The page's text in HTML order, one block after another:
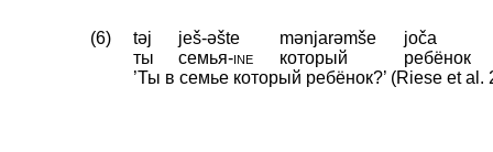
(6) təj ješ-əšte mənjarəmše
joča
ты
семья‑ine который
ребёнок
’Ты в семье который ребёнок?’ (Riese et al.